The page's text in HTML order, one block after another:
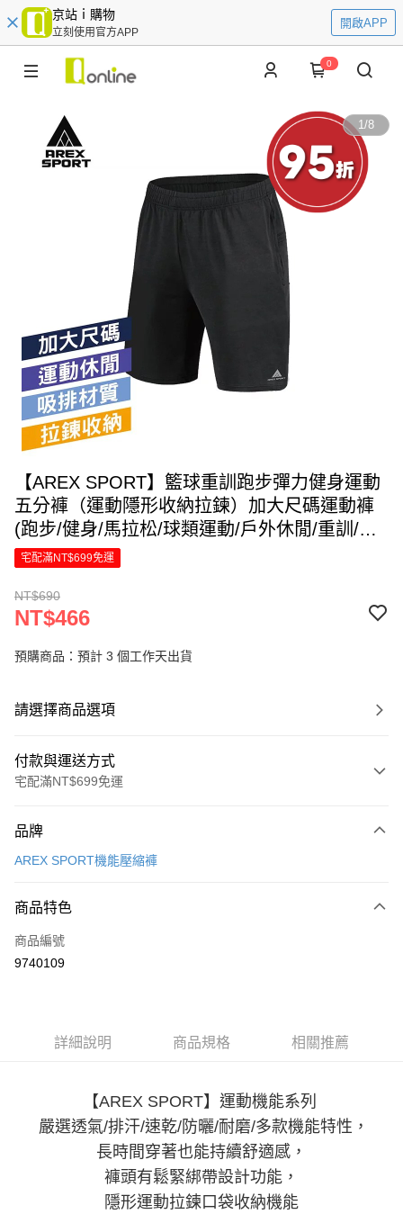
京站ｉ購物
立刻使用官方APP
開啟APP
0
1/8
【AREX SPORT】籃球重訓跑步彈力健身運動
五分褲（運動隱形收納拉鍊）加大尺碼運動褲
(跑步/健身/馬拉松/球類運動/戶外休閒/重訓/籃
球)-廠商直送
宅配滿NT$699免運
NT$690
NT$466
預購商品：預計 3 個工作天出貨
請選擇商品選項
付款與運送方式
宅配滿NT$699免運
信用卡一次付款
Apple Pay
街口支付
全盈+PAY
【大哥付你分期使用說明】
1.本服務由台灣大哥大提供，台灣大哥大用戶可立即使用無須另外申請。
2.付款方式選擇「大哥付你分期」，訂單成立後會自動跳轉到大哥付的交易
流程，驗證手機門號後，選擇欲分期的期數、繳款截止日，確認付款後即完
3.實際核准額度、可分期數及費用金額請依後續交易確認頁面所載為準。
AFTEE先享後付
【關於「AFTEE先享後付」】
品牌
AREX SPORT機能壓縮褲
商品特色
商品編號
9740109
詳細說明 商品規格 相關推薦
【AREX SPORT】運動機能系列
嚴選透氣/排汗/速乾/防曬/耐磨/多款機能特性，
長時間穿著也能持續舒適感，
褲頭有鬆緊綁帶設計功能，
隱形運動拉鍊口袋收納機能